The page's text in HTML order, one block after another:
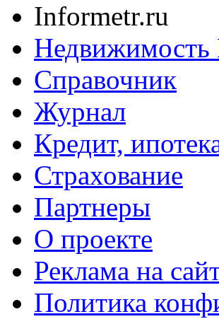
Informetr.ru
Недвижимость
Справочник
Журнал
Кредит,
Страхование
Партнеры
O проекте
Реклама на
Политика